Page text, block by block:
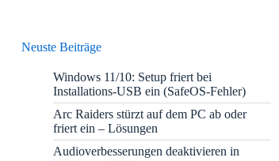
Neuste Beiträge
Windows 11/10: Setup friert bei
Installations-USB ein (SafeOS-Fehler)
Arc Raiders stürzt auf dem PC ab oder
friert ein – Lösungen
Audioverbesserungen deaktivieren in